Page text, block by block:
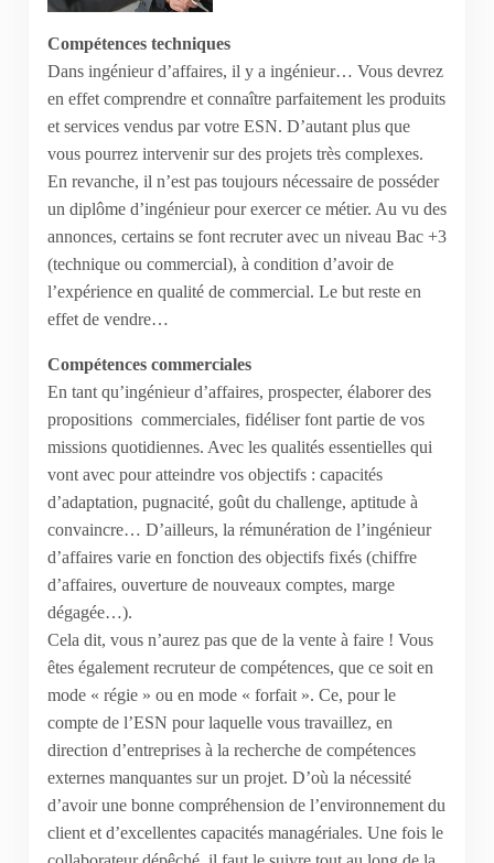
Compétences techniques
Dans ingénieur d’affaires, il y a ingénieur… Vous devrez
en effet comprendre et connaître parfaitement les produits
et services vendus par votre ESN. D’autant plus que
vous pourrez intervenir sur des projets très complexes.
En revanche, il n’est pas toujours nécessaire de posséder
un diplôme d’ingénieur pour exercer ce métier. Au vu des
annonces, certains se font recruter avec un niveau Bac +3
(technique ou commercial), à condition d’avoir de
l’expérience en qualité de commercial. Le but reste en
effet de vendre…
Compétences commerciales
En tant qu’ingénieur d’affaires, prospecter, élaborer des
propositions commerciales, fidéliser font partie de vos
missions quotidiennes. Avec les qualités essentielles qui
vont avec pour atteindre vos objectifs : capacités
d’adaptation, pugnacité, goût du challenge, aptitude à
convaincre… D’ailleurs, la rémunération de l’ingénieur
d’affaires varie en fonction des objectifs fixés (chiffre
d’affaires, ouverture de nouveaux comptes, marge
dégagée…).
Cela dit, vous n’aurez pas que de la vente à faire ! Vous
êtes également recruteur de compétences, que ce soit en
mode « régie » ou en mode « forfait ». Ce, pour le
compte de l’ESN pour laquelle vous travaillez, en
direction d’entreprises à la recherche de compétences
externes manquantes sur un projet. D’où la nécessité
d’avoir une bonne compréhension de l’environnement du
client et d’excellentes capacités managériales. Une fois le